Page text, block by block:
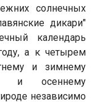
солнечных
дикари"
календарь
а к четырем
и зимнему
и осеннему
независимо